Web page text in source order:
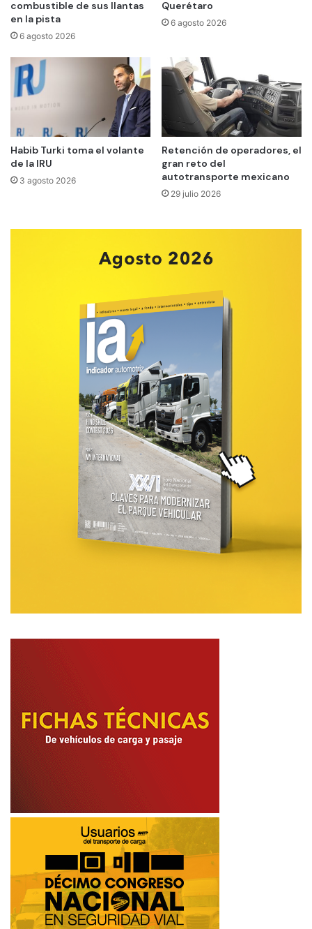
combustible de sus llantas
en la pista
6 agosto 2026
Querétaro
6 agosto 2026
Habib Turki toma el volante
de la IRU
3 agosto 2026
Retención de operadores, el
gran reto del
autotransporte mexicano
29 julio 2026